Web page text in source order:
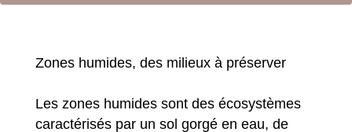
Zones humides, des milieux à préserver
Les zones humides sont des écosystèmes
caractérisés par un sol gorgé en eau, de